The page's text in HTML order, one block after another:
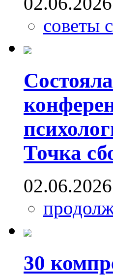
советы
Точка
02.06.2026
30